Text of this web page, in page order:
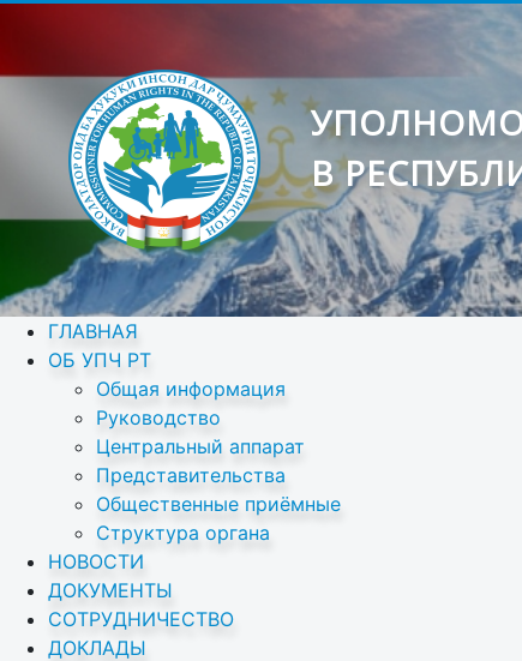
В
ГЛАВНАЯ
ОБ УПЧ РТ
Общая информация
Руководство
Центральный аппарат
Представительства
Общественные приёмные
Структура органа
НОВОСТИ
ДОКУМЕНТЫ
СОТРУДНИЧЕСТВО
ДОКЛАДЫ